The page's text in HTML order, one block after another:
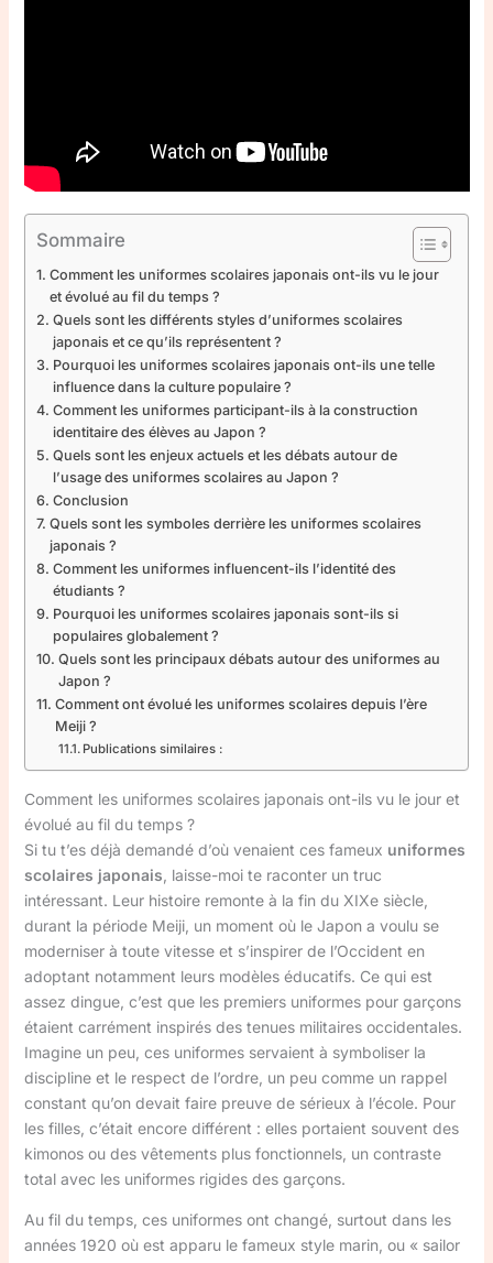
Sommaire
Comment les uniformes scolaires japonais ont-ils vu le jour
et évolué au fil du temps ?
Quels sont les différents styles d’uniformes scolaires
japonais et ce qu’ils représentent ?
Pourquoi les uniformes scolaires japonais ont-ils une telle
influence dans la culture populaire ?
Comment les uniformes participant-ils à la construction
identitaire des élèves au Japon ?
Quels sont les enjeux actuels et les débats autour de
l’usage des uniformes scolaires au Japon ?
Conclusion
Quels sont les symboles derrière les uniformes scolaires
japonais ?
Comment les uniformes influencent-ils l’identité des
étudiants ?
Pourquoi les uniformes scolaires japonais sont-ils si
populaires globalement ?
Quels sont les principaux débats autour des uniformes au
Japon ?
Comment ont évolué les uniformes scolaires depuis l’ère
Meiji ?
Publications similaires :
Comment les uniformes scolaires japonais ont-ils vu le jour et
évolué au fil du temps ?
Si tu t’es déjà demandé d’où venaient ces fameux uniformes
scolaires japonais , laisse-moi te raconter un truc
intéressant. Leur histoire remonte à la fin du XIXe siècle,
durant la période Meiji, un moment où le Japon a voulu se
moderniser à toute vitesse et s’inspirer de l’Occident en
adoptant notamment leurs modèles éducatifs. Ce qui est
assez dingue, c’est que les premiers uniformes pour garçons
étaient carrément inspirés des tenues militaires occidentales.
Imagine un peu, ces uniformes servaient à symboliser la
discipline et le respect de l’ordre, un peu comme un rappel
constant qu’on devait faire preuve de sérieux à l’école. Pour
les filles, c’était encore différent : elles portaient souvent des
kimonos ou des vêtements plus fonctionnels, un contraste
total avec les uniformes rigides des garçons.
Au fil du temps, ces uniformes ont changé, surtout dans les
années 1920 où est apparu le fameux style marin, ou « sailor